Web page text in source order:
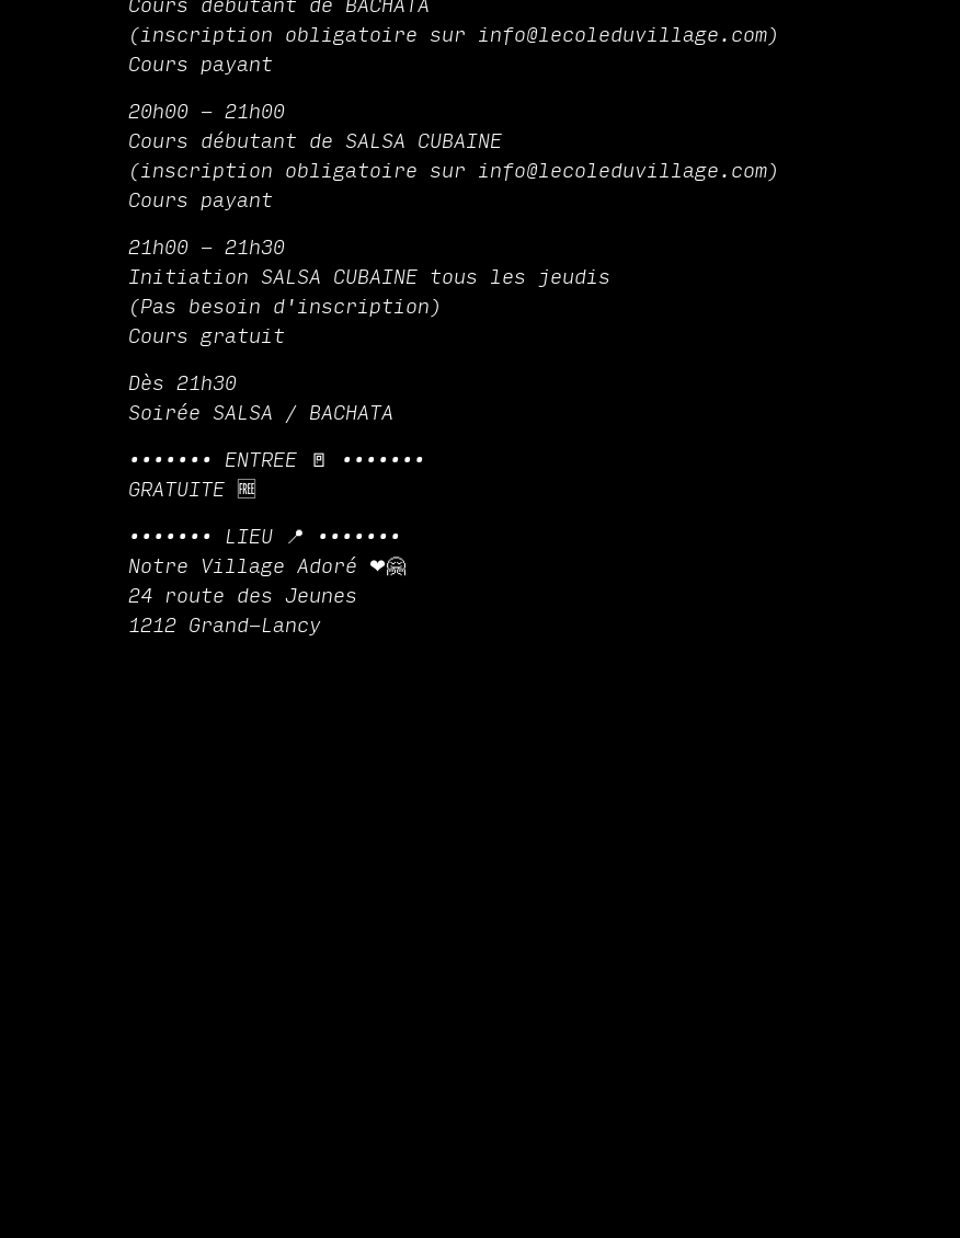
Cours débutant de BACHATA
(inscription obligatoire sur info@lecoleduvillage.com)
Cours payant
20h00 - 21h00
Cours débutant de SALSA CUBAINE
(inscription obligatoire sur info@lecoleduvillage.com)
Cours payant
21h00 - 21h30
Initiation SALSA CUBAINE tous les jeudis
(Pas besoin d'inscription)
Cours gratuit
Dès 21h30
Soirée SALSA / BACHATA
••••••• ENTREE 🚪 •••••••
GRATUITE 🆓
••••••• LIEU 📍 •••••••
Notre Village Adoré ❤🤗
24 route des Jeunes
1212 Grand-Lancy